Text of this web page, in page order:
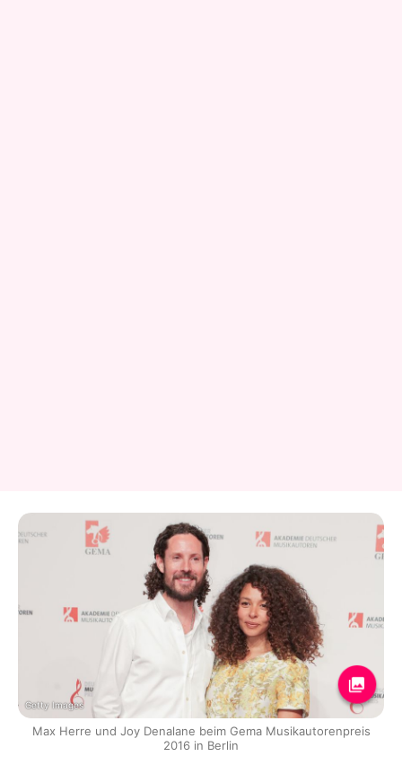
Getty Images
Max Herre und Joy Denalane beim Gema Musikautorenpreis
2016 in Berlin